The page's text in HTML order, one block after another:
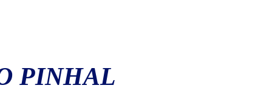
PINHAL